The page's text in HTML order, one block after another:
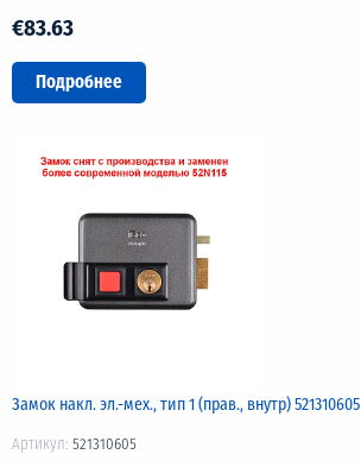
€83.63
Подробнее
Замок накл. эл.-мех., тип 1 (прав., внутр) 521310605
Артикул: 521310605